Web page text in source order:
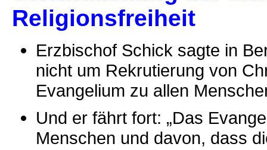
Religionsfreiheit
Erzbischof Schick sagte in
nicht um Rekrutierung von
Evangelium zu allen
Und er fährt fort: „Das
Menschen und davon, dass